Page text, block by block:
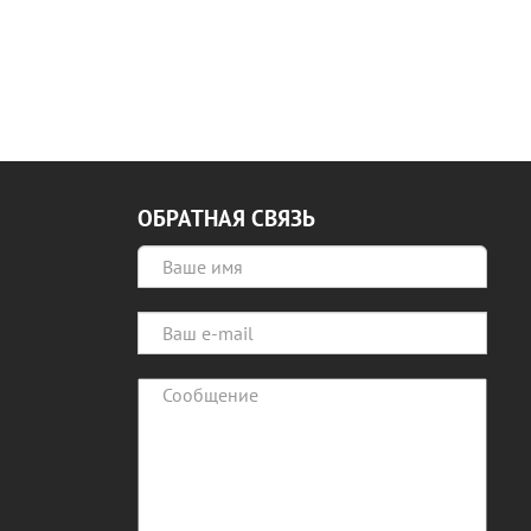
ОБРАТНАЯ СВЯЗЬ